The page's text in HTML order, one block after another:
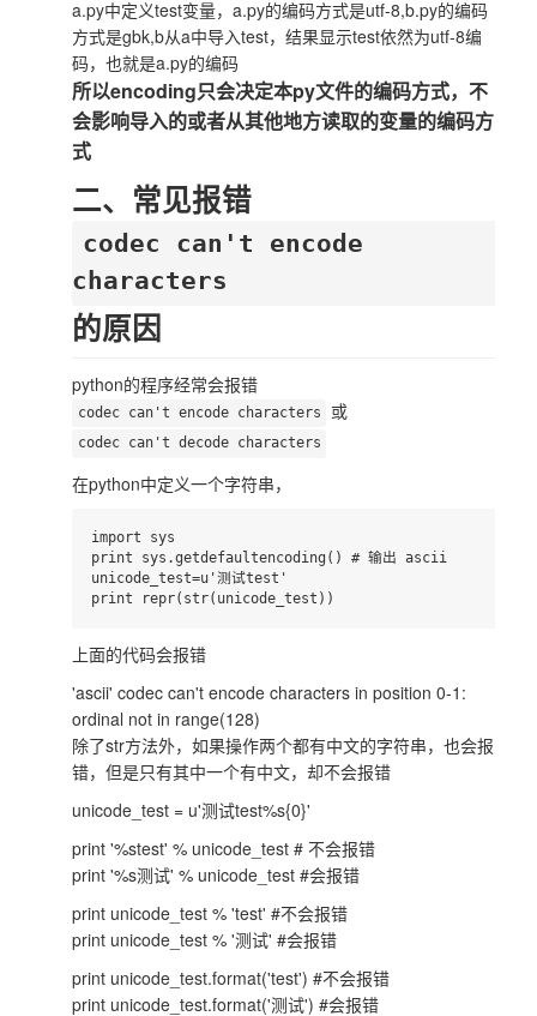
a.py中定义test变量，a.py的编码方式是utf-8,b.py的编码
方式是gbk,b从a中导入test，结果显示test依然为utf-8编
码，也就是a.py的编码
所以encoding只会决定本py文件的编码方式，不
会影响导入的或者从其他地方读取的变量的编码方
式
二、常见报错
codec can't encode
characters
的原因
python的程序经常会报错
codec can't encode characters 或
codec can't decode characters
在python中定义一个字符串，
import sys
print sys.getdefaultencoding() # 输出 ascii
unicode_test=u'测试test'
上面的代码会报错
'ascii' codec can't encode characters in position 0-1:
ordinal not in range(128)
除了str方法外，如果操作两个都有中文的字符串，也会报
错，但是只有其中一个有中文，却不会报错
unicode_test = u'测试test%s{0}'
print '%stest' % unicode_test # 不会报错
print '%s测试' % unicode_test #会报错
print unicode_test % 'test' #不会报错
print unicode_test % '测试' #会报错
print unicode_test.format('test') #不会报错
print unicode_test.format('测试') #会报错